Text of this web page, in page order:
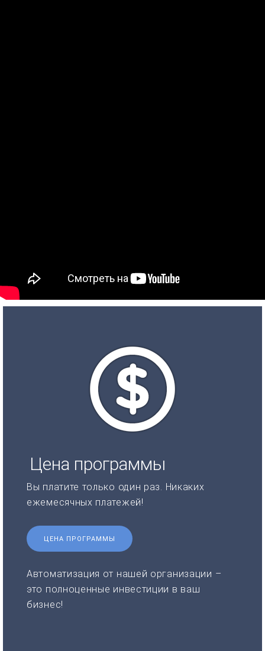
Цена программы
Вы платите только один раз. Никаких
ежемесячных платежей!
ЦЕНА ПРОГРАММЫ
Автоматизация от нашей организации –
это полноценные инвестиции в ваш
бизнес!